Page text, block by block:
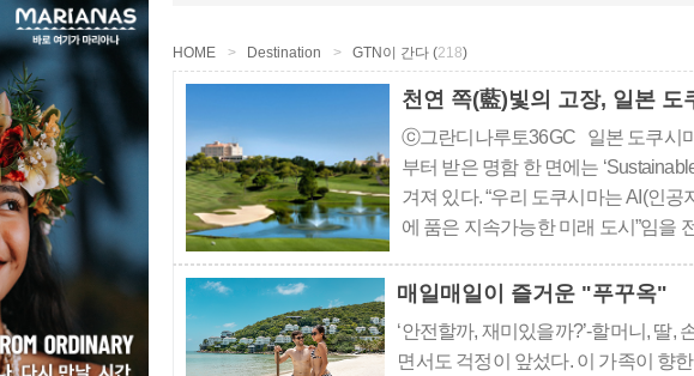
HOME > Destination > GTN이 간다 (218)
천연 쪽(藍)빛의 고장, 일본 도
ⓒ그란디나루토36GC 일본 도쿠시
부터 받은 명함 한 면에는
겨져 있다. “우리 도쿠시마는 AI(인공
에 품은 지속가능한 미래 도시”임을
에너지가 숨어있는지 그 무엇을..
매일매일이 즐거운 "푸꾸옥"
‘안전할까, 재미있을까?’-할머니, 딸,
면서도 걱정이 앞섰다. 이 가족이 향